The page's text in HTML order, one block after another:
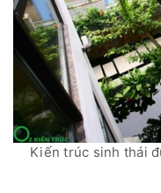
Kiến trúc sinh thái